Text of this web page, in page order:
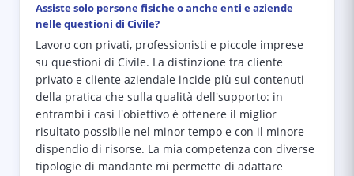
Assiste solo persone fisiche o anche enti e aziende
nelle questioni di Civile?
Lavoro con privati, professionisti e piccole imprese
su questioni di Civile. La distinzione tra cliente
privato e cliente aziendale incide più sui contenuti
della pratica che sulla qualità dell'supporto: in
entrambi i casi l'obiettivo è ottenere il miglior
risultato possibile nel minor tempo e con il minore
dispendio di risorse. La mia competenza con diverse
tipologie di mandante mi permette di adattare